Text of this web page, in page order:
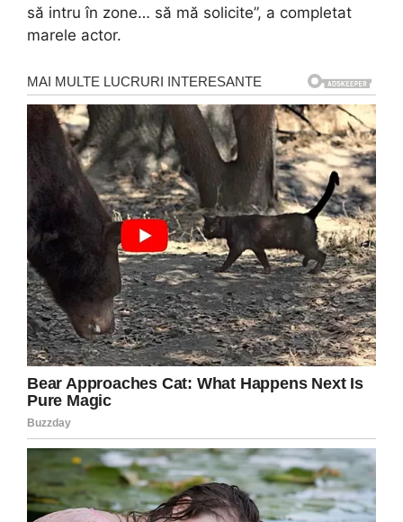
să intru în zone… să mă solicite”, a completat
marele actor.